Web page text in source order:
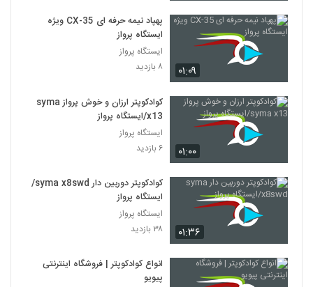
۰۱:۰۹
پهپاد نیمه حرفه ای CX-35 ویژه
ایستگاه پرواز
ایستگاه پرواز
۸ بازدید
۰۱:۰۰
کوادکوپتر ارزان و خوش پرواز syma
x13/ایستگاه پرواز
ایستگاه پرواز
۶ بازدید
۰۱:۳۶
کوادکوپتر دوربین دار syma x8swd/
ایستگاه پرواز
ایستگاه پرواز
۳۸ بازدید
انواع کوادکوپتر | فروشگاه اینترنتی
پیویو